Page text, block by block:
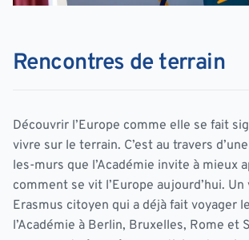
Rencontres de terrain
Découvrir l’Europe comme elle se fait
vivre sur le terrain. C’est au travers
les-murs que l’Académie invite à mieux
comment se vit l’Europe aujourd’hui.
Erasmus citoyen qui a déjà fait voyager
l’Académie à Berlin, Bruxelles, Rome et